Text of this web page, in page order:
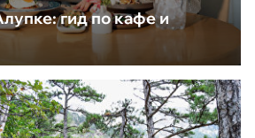
гид по кафе и